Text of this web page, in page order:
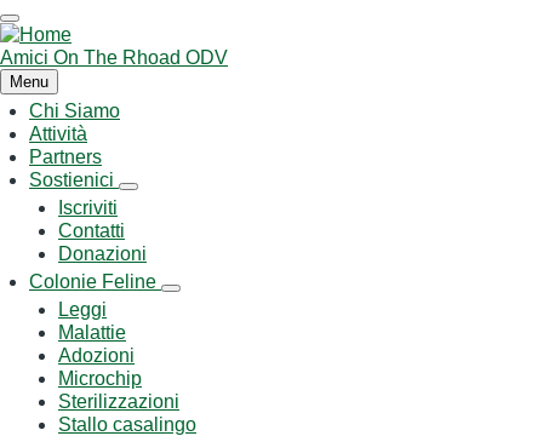
Salta
al
contenuto
principale
Amici On The Rhoad ODV
Menu
Main
navigation
Chi Siamo
Attività
Partners
Sostienici
Sostienici
Iscriviti
Contatti
Donazioni
Colonie Feline
Colonie
Leggi
Malattie
Adozioni
Microchip
Sterilizzazioni
Stallo casalingo